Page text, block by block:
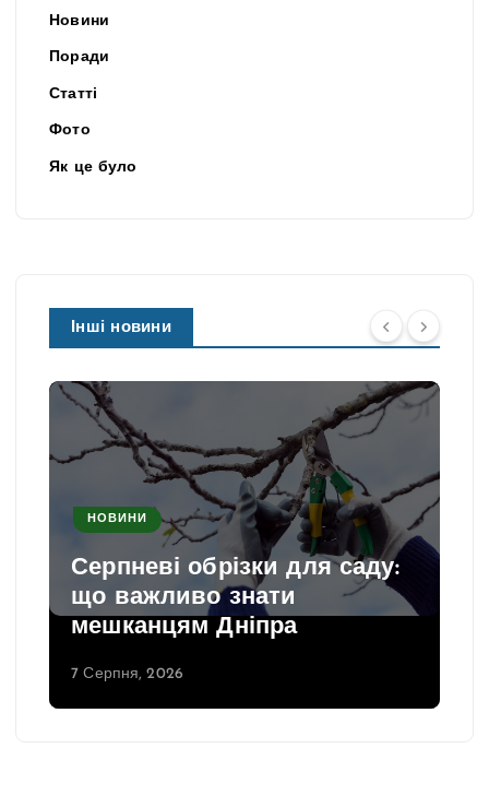
Новини
Поради
Статті
Фото
Як це було
Інші новини
НОВИНИ
Серпневі обрізки для саду:
що важливо знати
мешканцям Дніпра
7 Серпня, 2026